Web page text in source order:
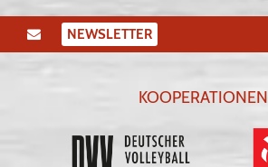
NEWSLETTER
KOOPERATIONEN